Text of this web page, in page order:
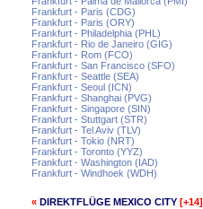
Frankfurt - Paris (CDG)
Frankfurt - Paris (ORY)
Frankfurt - Philadelphia (PHL)
Frankfurt - Rio de Janeiro (GIG)
Frankfurt - Rom (FCO)
Frankfurt - San Francisco (SFO)
Frankfurt - Seattle (SEA)
Frankfurt - Seoul (ICN)
Frankfurt - Shanghai (PVG)
Frankfurt - Singapore (SIN)
Frankfurt - Stuttgart (STR)
Frankfurt - Tel Aviv (TLV)
Frankfurt - Tokio (NRT)
Frankfurt - Toronto (YYZ)
Frankfurt - Washington (IAD)
Frankfurt - Windhoek (WDH)
« DIREKTFLÜGE MEXICO CITY [+14]